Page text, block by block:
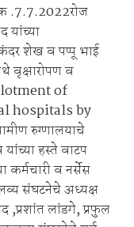
.7.7.2022रोज
यांच्या
शेख व पप्पू भाई
वृक्षारोपण व
of
hospitals by
रुग्णालयाचे
हस्ते वाटप
व नर्सेस
संघटनेचे अध्यक्ष
,प्रशांत लांडगे, प्रफुल